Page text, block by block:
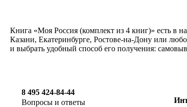
Книга «Моя Россия (комплект из 4 книг)» есть в
Казани, Екатеринбурге, Ростове-на-Дону или
и выбрать удобный способ его получения:
8 495 424-84-44
Вопросы и ответы